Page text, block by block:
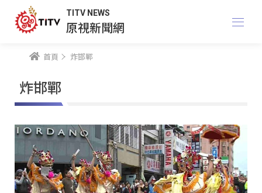
TITV NEWS
原視新聞網
首頁 炸邯鄲
炸邯鄲